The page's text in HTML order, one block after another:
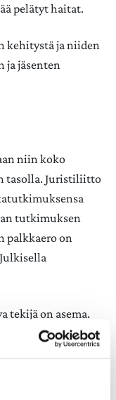
pelätyt haitat.
kehitystä ja niiden
jäsenten
niin koko
tasolla. Juristiliitto
tutkimuksen
palkkaero on
tekijä on asema.
korkeampi
nainen